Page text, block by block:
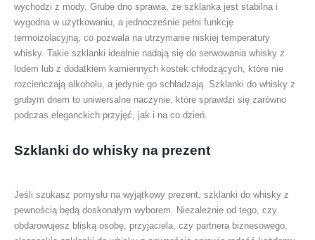
wychodzi z mody. Grube dno sprawia, że szklanka jest stabilna i
wygodna w użytkowaniu, a jednocześnie pełni funkcję
termoizolacyjną, co pozwala na utrzymanie niskiej temperatury
whisky. Takie szklanki idealnie nadają się do serwowania whisky z
lodem lub z dodatkiem kamiennych kostek chłodzących, które nie
rozcieńczają alkoholu, a jedynie go schładzają. Szklanki do whisky z
grubym dnem to uniwersalne naczynie, które sprawdzi się zarówno
podczas eleganckich przyjęć, jak i na co dzień.
Szklanki do whisky na prezent
Jeśli szukasz pomysłu na wyjątkowy prezent, szklanki do whisky z
pewnością będą doskonałym wyborem. Niezależnie od tego, czy
obdarowujesz bliską osobę, przyjaciela, czy partnera biznesowego,